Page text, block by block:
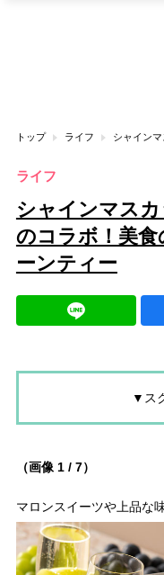
トップ ライフ
ライフ
シャインマス
のコラボ！美
ーンティー
▼ス
（画像 1 / 7）
マロンスイーツや上品な